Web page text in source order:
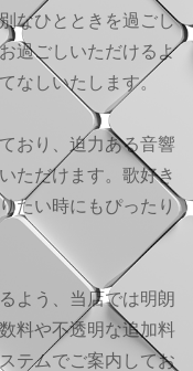
なひとときを過ごし
過ごしいただけるよ
なしいたします。
おり、迫力ある音響
ただけます。歌好き
たい時にもぴったり
よう、当店では明朗
料や不透明な追加料
テムでご案内してお